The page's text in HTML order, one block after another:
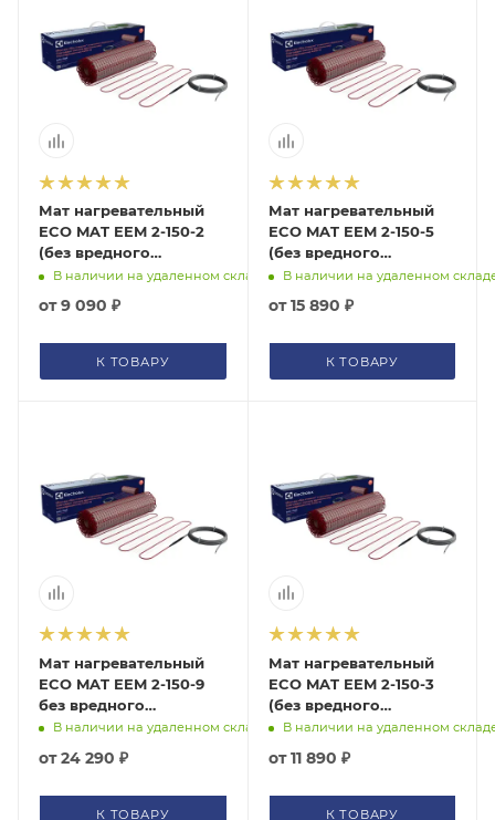
Мат нагревательный
ECO MAT EEM 2-150-2
(без вредного
электромагнитного
НС-1105882
В наличии на удаленном складе
от9 090 ₽
К ТОВАРУ
Мат нагревательный
ECO MAT EEM 2-150-5
(без вредного
электромагнитного
НС-1105892
В наличии на удаленном
от15 890 ₽
К ТОВАРУ
Мат нагревательный
ECO MAT EEM 2-150-9
без вредного
электромагнитного
НС-1199448
В наличии на удаленном складе
от24 290 ₽
К ТОВАРУ
Мат нагревательный
ECO MAT EEM 2-150-3
(без вредного
электромагнитного
НС-1105886
В наличии на удаленном
от11 890 ₽
К ТОВАРУ